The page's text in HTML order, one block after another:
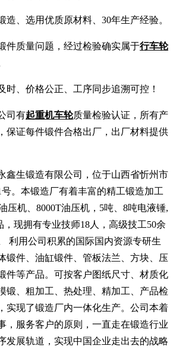
造、选用优质原材料、30年生产经验。
件质量问题，经过检验确实属于行车轮
时、价格公正、工序同步追溯可控！
司有起重机车轮质量检验认证，所有产
保证每件锻件合格出厂，出厂材料提供
鑫生锻造有限公司，位于山西省忻州市
。本锻造厂有着丰富的精工锻造加工
压机、8000T油压机，5吨、8吨电液锤,
，现拥有专业技师18人，高级技工50余
利用公司积累的国际国内资源专研生
锻件、油缸锻件、管板法兰、方块、压
件等产品。可按客户图纸尺寸、材质化
锻、粗加工、热处理、精加工、产品检
实现了锻造厂内一体化生产。公司本着
，服务客户的原则，一直走在锻造行业
发展轨道，实现中国企业走出去的战略